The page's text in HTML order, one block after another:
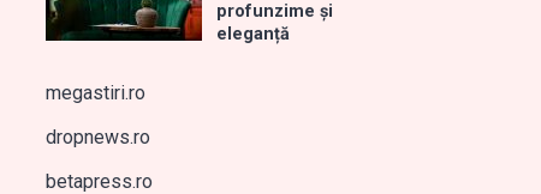
profunzime și
eleganță
megastiri.ro
dropnews.ro
betapress.ro